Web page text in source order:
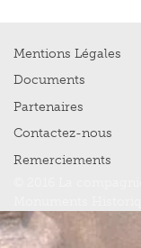
Mentions Légales
Documents
Partenaires
Contactez-nous
Remerciements